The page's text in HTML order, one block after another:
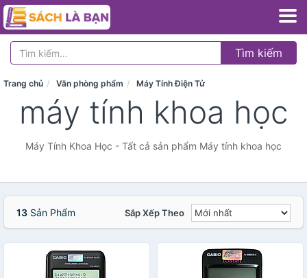
Tìm kiếm
Trang chủ Văn phòng phẩm Máy Tính Điện Tử
máy tính khoa học
Máy Tính Khoa Học - Tất cả sản phẩm Máy tính khoa học
13 Sản Phẩm Sắp Xếp Theo